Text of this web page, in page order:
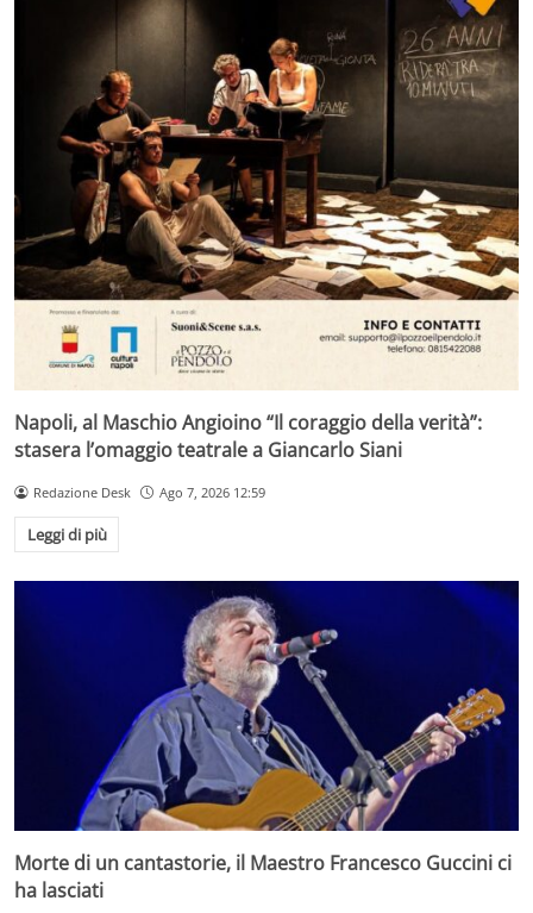
Napoli, al Maschio Angioino “Il coraggio della verità”:
stasera l’omaggio teatrale a Giancarlo Siani
Redazione Desk Ago 7, 2026 12:59
Leggi di più
Morte di un cantastorie, il Maestro Francesco Guccini ci
ha lasciati